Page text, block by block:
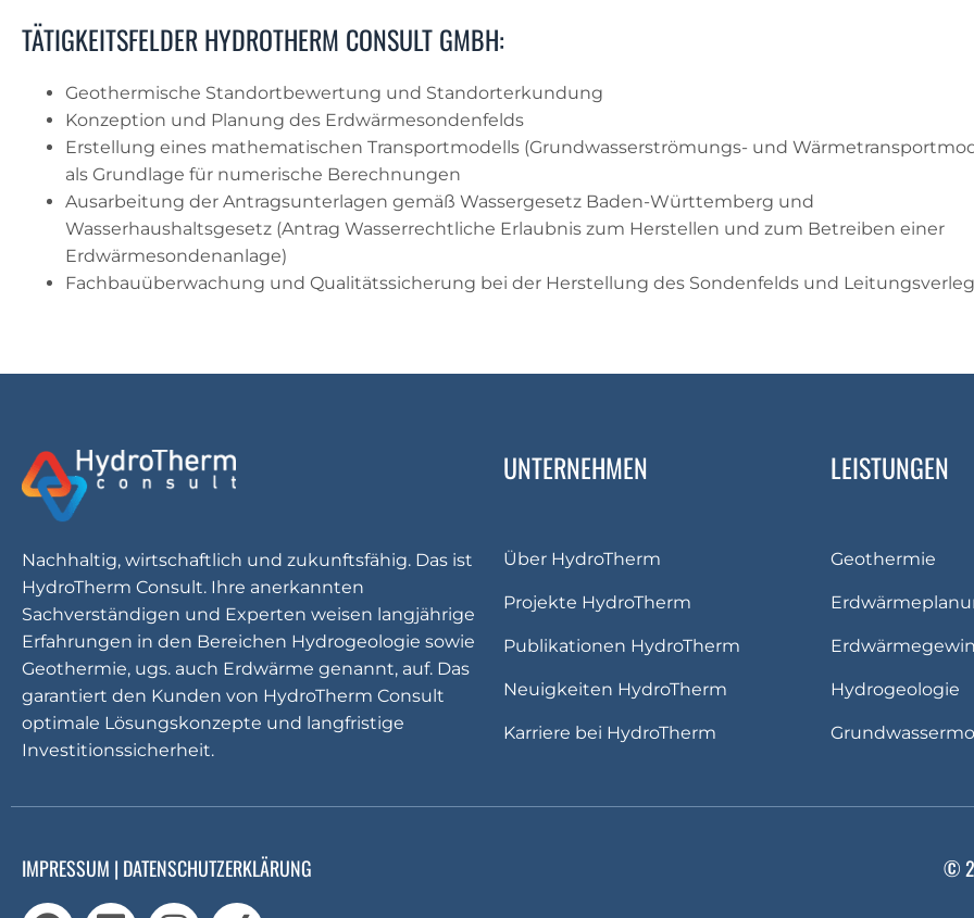
TÄTIGKEITSFELDER HYDROTHERM CONSULT GMBH:
Geothermische Standortbewertung und Standorterkundung
Konzeption und Planung des Erdwärmesondenfelds
Erstellung eines mathematischen Transportmodells (Grundwasserströmungs- und
als Grundlage für numerische Berechnungen
Ausarbeitung der Antragsunterlagen gemäß Wassergesetz Baden-Württemberg und
Wasserhaushaltsgesetz (Antrag Wasserrechtliche Erlaubnis zum Herstellen und zum Betreiben einer
Erdwärmesondenanlage)
Fachbauüberwachung und Qualitätssicherung bei der Herstellung des Sondenfelds und
Nachhaltig, wirtschaftlich und zukunftsfähig. Das ist
HydroTherm Consult. Ihre anerkannten
Sachverständigen und Experten weisen langjährige
Erfahrungen in den Bereichen Hydrogeologie sowie
Geothermie, ugs. auch Erdwärme genannt, auf. Das
garantiert den Kunden von HydroTherm Consult
optimale Lösungskonzepte und langfristige
Investitionssicherheit.
UNTERNEHMEN
Über HydroTherm
Projekte HydroTherm
Publikationen HydroTherm
Neuigkeiten HydroTherm
Karriere bei HydroTherm
LEISTUNGEN
Geothermie
Hydrogeologie
IMPRESSUM | DATENSCHUTZERKLÄRUNG ©